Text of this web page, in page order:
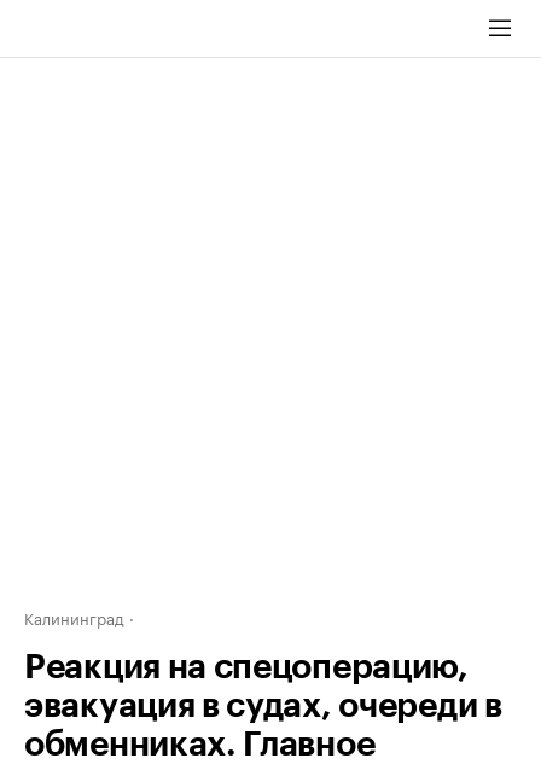
Калининград
Реакция на спецоперацию,
эвакуация в судах, очереди в
обменниках. Главное